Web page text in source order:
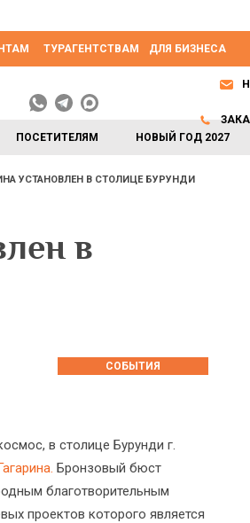
ТУРАГЕНТСТВАМ ДЛЯ БИЗНЕСА
ПОСЕТИТЕЛЯМ НОВЫЙ ГОД 2027
УСТАНОВЛЕН В СТОЛИЦЕ БУРУНДИ
в
СОБЫТИЯ
в столице Бурунди г.
Бронзовый бюст
благотворительным
проектов которого является